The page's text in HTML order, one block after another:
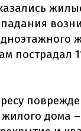
пострадал
дома